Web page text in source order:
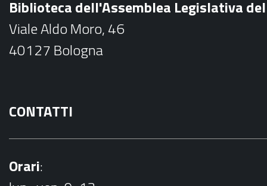
o
k
Biblioteca dell'Assemblea Legislativa
Viale Aldo Moro, 46
40127 Bologna
CONTATTI
Orari: